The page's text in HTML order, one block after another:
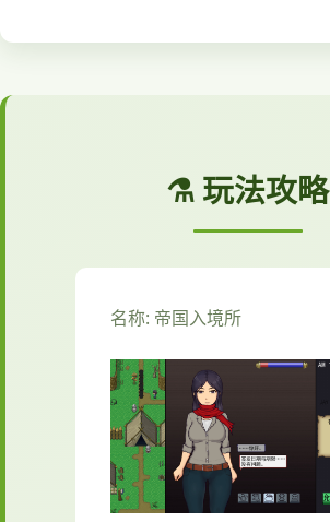
⚗️ 玩法攻略
名称: 帝国入境所